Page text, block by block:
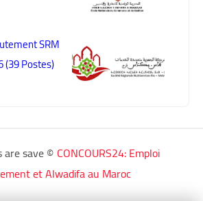
SRM
(39 Postes)
save © CONCOURS24: Emploi
et Alwadifa au Maroc